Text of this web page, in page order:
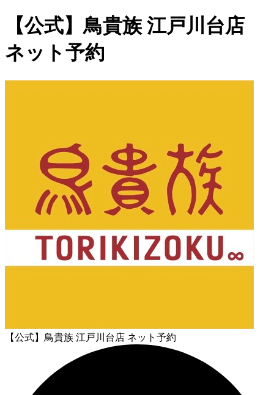
【公式】鳥貴族 江戸川台店
ネット予約
【公式】鳥貴族 江戸川台店 ネット予約